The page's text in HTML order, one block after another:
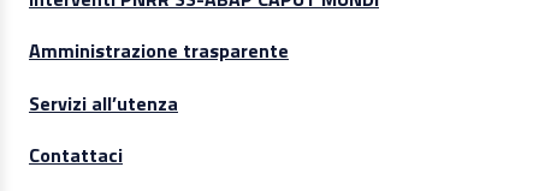
Amministrazione trasparente
Servizi all’utenza
Contattaci